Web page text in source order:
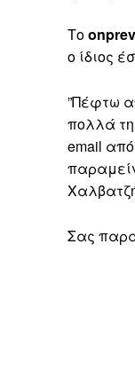
Το
ο ίδιος
”Πέφτω
πολλά
email
Σας